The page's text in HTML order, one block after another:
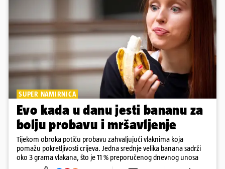
SUPER NAMIRNICA
Evo kada u danu jesti bananu za
bolju probavu i mršavljenje
Tijekom obroka potiču probavu zahvaljujući vlaknima koja
pomažu pokretljivosti crijeva. Jedna srednje velika banana sadrži
oko 3 grama vlakana, što je 11 % preporučenog dnevnog unosa